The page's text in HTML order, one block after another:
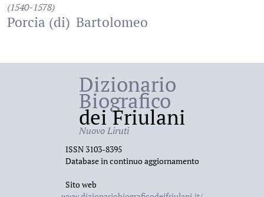
(1540-1578)
Porcia (di) Bartolomeo
Dizionario
Biografico
dei Friulani
Nuovo Liruti
ISSN 3103-8395
Database in continuo aggiornamento
Sito web